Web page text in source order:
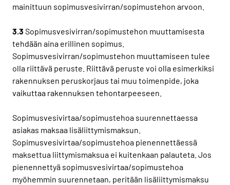
mainittuun sopimusvesivirran/sopimustehon arvoon.
3.3 Sopimusvesivirran/sopimustehon muuttamisesta
tehdään aina erillinen sopimus.
Sopimusvesivirran/sopimustehon muuttamiseen tulee
olla riittävä peruste. Riittävä peruste voi olla esimerkiksi
rakennuksen peruskorjaus tai muu toimenpide, joka
vaikuttaa rakennuksen tehontarpeeseen.
Sopimusvesivirtaa/sopimustehoa suurennettaessa
asiakas maksaa lisäliittymismaksun.
Sopimusvesivirtaa/sopimustehoa pienennettäessä
maksettua liittymismaksua ei kuitenkaan palauteta. Jos
pienennettyä sopimusvesivirtaa/sopimustehoa
myöhemmin suurennetaan, peritään lisäliittymismaksu